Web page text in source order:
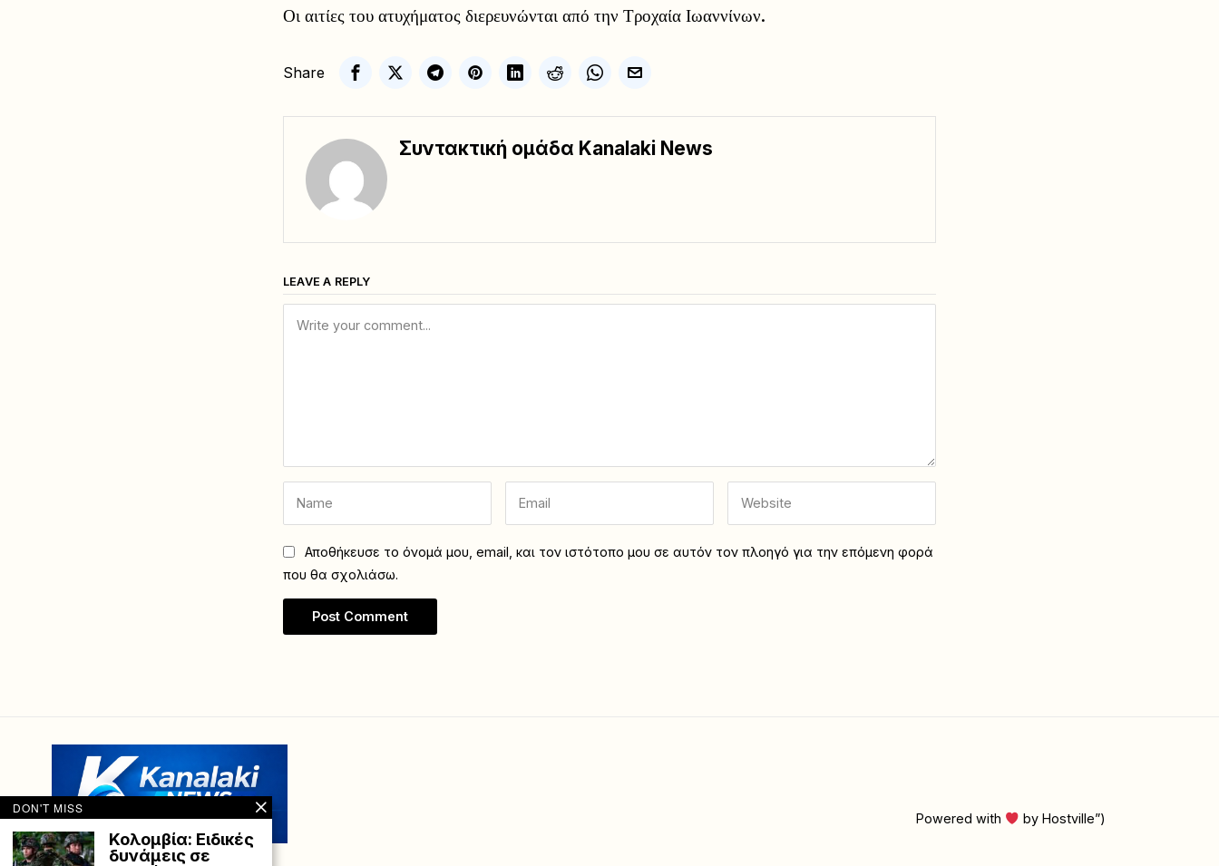
Οι αιτίες του ατυχήματος διερευνώνται από την Τροχαία Ιωαννίνων.
Share
Συντακτική ομάδα Kanalaki News
LEAVE A REPLY
Αποθήκευσε το όνομά μου, email, και τον ιστότοπο μου σε αυτόν τον πλοηγό για την επόμενη φορά
που θα σχολιάσω.
Powered with by Hostville”)
DON'T MISS
Κολομβία: Ειδικές
δυνάμεις σε